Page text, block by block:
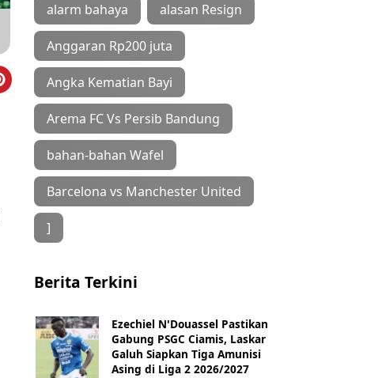
alarm bahaya alasan Resign
Anggaran Rp200 juta
Angka Kematian Bayi
Arema FC Vs Persib Bandung
bahan-bahan Wafel
Barcelona vs Manchester United
]
Berita Terkini
Ezechiel N'Douassel Pastikan
Gabung PSGC Ciamis, Laskar
Galuh Siapkan Tiga Amunisi
Asing di Liga 2 2026/2027